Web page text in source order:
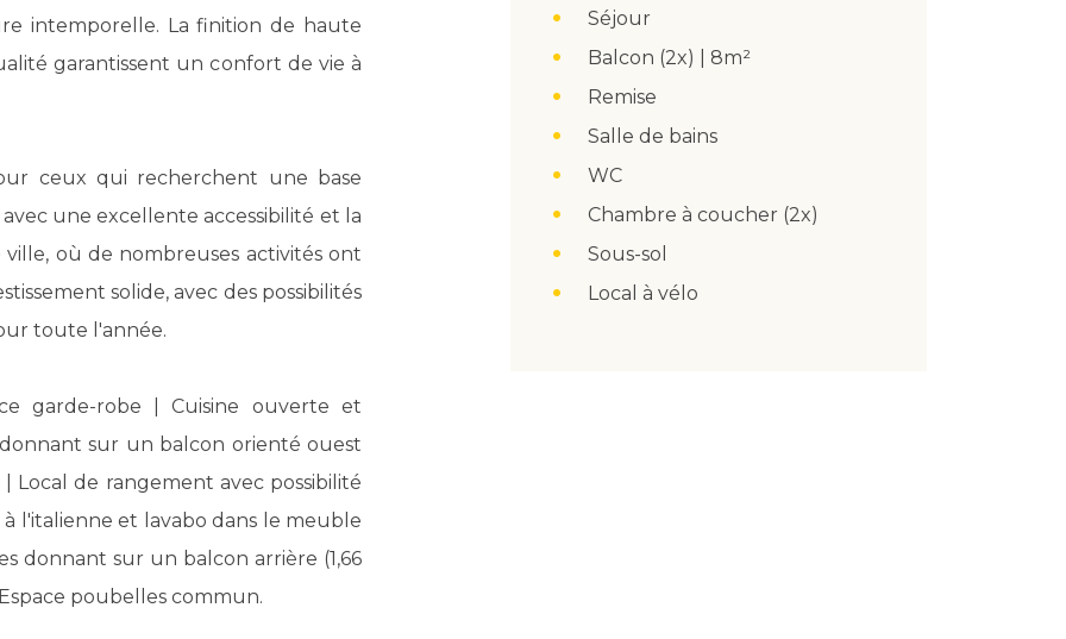
intemporelle. La finition de haute
garantissent un confort de vie à
ceux qui recherchent une base
une excellente accessibilité et la
où de nombreuses activités ont
solide, avec des possibilités
toute l'année.
garde-robe | Cuisine ouverte et
sur un balcon orienté ouest
Local de rangement avec possibilité
l'italienne et lavabo dans le meuble
donnant sur un balcon arrière (1,66
poubelles commun.
Séjour
Balcon (2x) | 8m²
Remise
Salle de bains
WC
Chambre à coucher (2x)
Sous-sol
Local à vélo